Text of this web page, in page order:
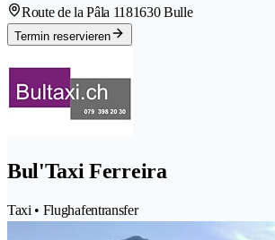
Route de la Pâla 1181630 Bulle
Termin reservieren
Bul'Taxi Ferreira
Taxi • Flughafentransfer